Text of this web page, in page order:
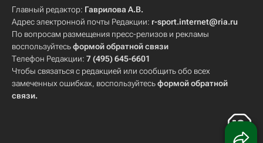
Главный редактор: Гаврилова А.В.
Адрес электронной почты Редакции: r-sport.internet@ria.ru
По вопросам размещения пресс-релизов и рекламы
воспользуйтесьформой обратной связи
Телефон Редакции: 7 (495) 645-6601
Чтобы связаться с редакцией или сообщить обо всех
замеченных ошибках, воспользуйтесьформой обратной
связи.